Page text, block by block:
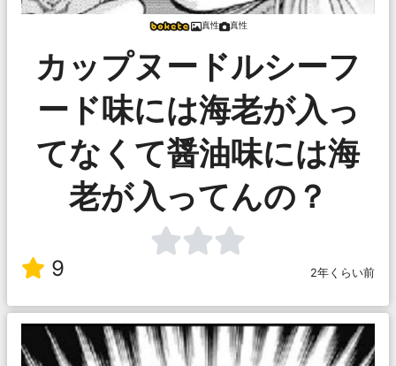
真性 真性
カップヌードルシーフ
ード味には海老が入っ
てなくて醤油味には海
老が入ってんの？
9 2年くらい前